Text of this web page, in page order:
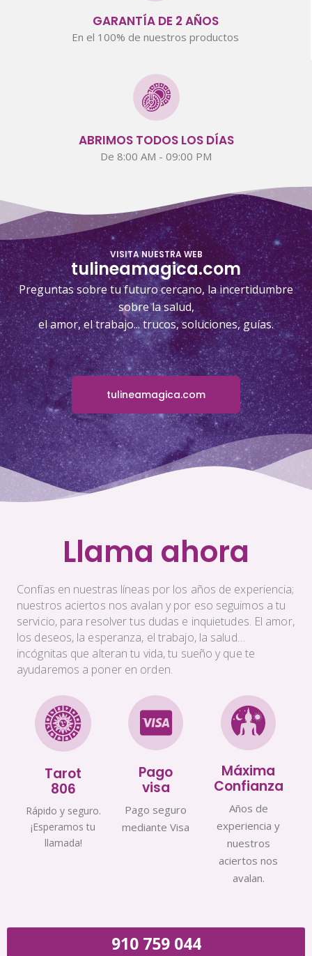
GARANTÍA DE 2 AÑOS
En el 100% de nuestros productos
ABRIMOS TODOS LOS DÍAS
De 8:00 AM - 09:00 PM
VISITA NUESTRA WEB
tulineamagica.com
Preguntas sobre tu futuro cercano, la incertidumbre
sobre la salud,
el amor, el trabajo... trucos, soluciones, guías.
tulineamagica.com
Llama ahora
Confías en nuestras líneas por los años de experiencia;
nuestros aciertos nos avalan y por eso seguimos a tu
servicio, para resolver tus dudas e inquietudes. El amor,
los deseos, la esperanza, el trabajo, la salud…
incógnitas que alteran tu vida, tu sueño y que te
ayudaremos a poner en orden.
Tarot
806
Rápido y seguro.
¡Esperamos tu
llamada!
Pago
visa
Pago seguro
mediante Visa
Máxima
Confianza
Años de
experiencia y
nuestros
aciertos nos
avalan.
910 759 044